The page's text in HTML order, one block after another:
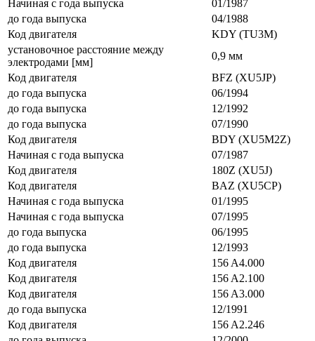
Начиная с года выпуска
01/1987
до года выпуска
04/1988
Код двигателя
KDY (TU3M)
установочное расстояние между
электродами [мм]
0,9 мм
Код двигателя
BFZ (XU5JP)
до года выпуска
06/1994
до года выпуска
12/1992
до года выпуска
07/1990
Код двигателя
BDY (XU5M2Z)
Начиная с года выпуска
07/1987
Код двигателя
180Z (XU5J)
Код двигателя
BAZ (XU5CP)
Начиная с года выпуска
01/1995
Начиная с года выпуска
07/1995
до года выпуска
06/1995
до года выпуска
12/1993
Код двигателя
156 A4.000
Код двигателя
156 A2.100
Код двигателя
156 A3.000
до года выпуска
12/1991
Код двигателя
156 A2.246